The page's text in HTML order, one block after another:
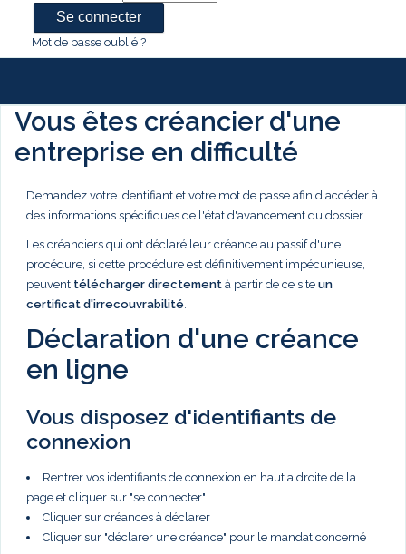
Mot de passe oublié ?
Vous êtes créancier d'une
entreprise en difficulté
Demandez votre identifiant et votre mot de passe afin d'accéder à
des informations spécifiques de l'état d'avancement du dossier.
Les créanciers qui ont déclaré leur créance au passif d'une
procédure, si cette procédure est définitivement impécunieuse,
peuvent télécharger directement à partir de ce site un
certificat d'irrecouvrabilité.
Déclaration d'une créance
en ligne
Vous disposez d'identifiants de
connexion
Rentrer vos identifiants de connexion en haut a droite de la
page et cliquer sur "se connecter"
Cliquer sur créances à déclarer
Cliquer sur "déclarer une créance" pour le mandat concerné